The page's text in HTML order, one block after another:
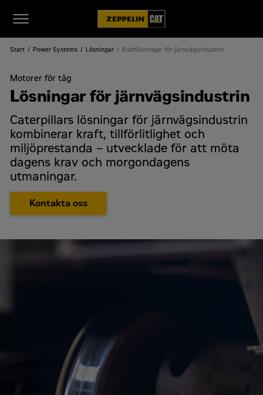
Start Power Systems Lösningar Kraftlösningar för järnvägsindustrin
Motorer för tåg
Lösningar för järnvägsindustrin
Caterpillars lösningar för järnvägsindustrin
kombinerar kraft, tillförlitlighet och
miljöprestanda – utvecklade för att möta
dagens krav och morgondagens
utmaningar.
Kontakta oss